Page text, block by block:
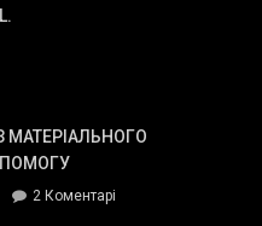
МАТЕРІАЛЬНОГО
2 Коментарідо